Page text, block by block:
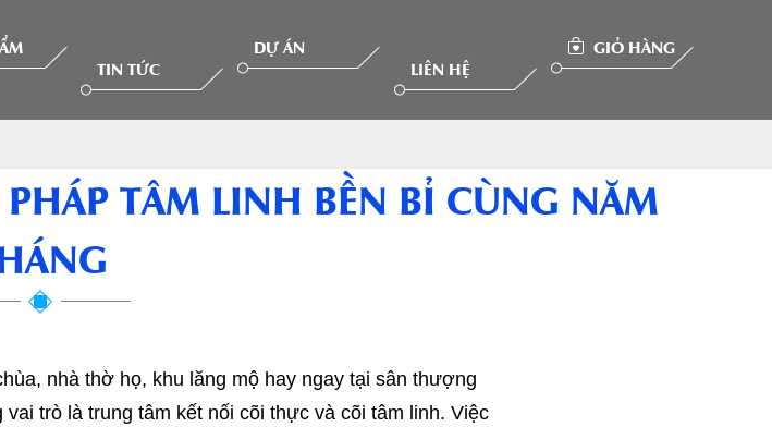
TIN TỨC
DỰ ÁN
LIÊN HỆ
GIỎ HÀNG
TÂM LINH BỀN BỈ CÙNG NĂM
nhà thờ họ, khu lăng mộ hay ngay tại sân thượng
vai trò là trung tâm kết nối cõi thực và cõi tâm linh. Việc